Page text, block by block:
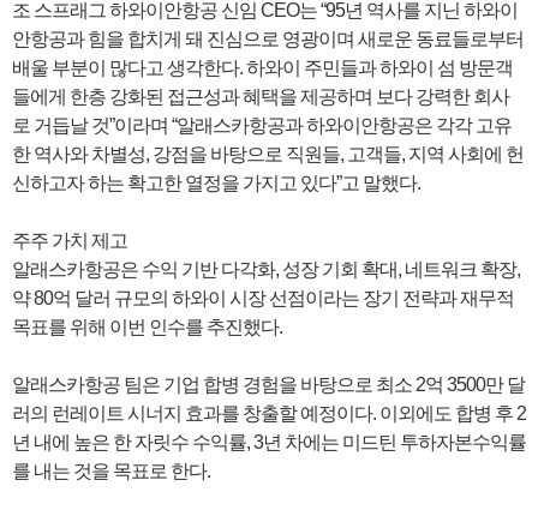
조 스프래그 하와이안항공 신임 CEO는 “95년 역사를 지닌 하와이
안항공과 힘을 합치게 돼 진심으로 영광이며 새로운 동료들로부터
배울 부분이 많다고 생각한다. 하와이 주민들과 하와이 섬 방문객
들에게 한층 강화된 접근성과 혜택을 제공하며 보다 강력한 회사
로 거듭날 것”이라며 “알래스카항공과 하와이안항공은 각각 고유
한 역사와 차별성, 강점을 바탕으로 직원들, 고객들, 지역 사회에 헌
신하고자 하는 확고한 열정을 가지고 있다”고 말했다.
주주 가치 제고
알래스카항공은 수익 기반 다각화, 성장 기회 확대, 네트워크 확장,
약 80억 달러 규모의 하와이 시장 선점이라는 장기 전략과 재무적
목표를 위해 이번 인수를 추진했다.
알래스카항공 팀은 기업 합병 경험을 바탕으로 최소 2억 3500만 달
러의 런레이트 시너지 효과를 창출할 예정이다. 이외에도 합병 후 2
년 내에 높은 한 자릿수 수익률, 3년 차에는 미드틴 투하자본수익률
를 내는 것을 목표로 한다.